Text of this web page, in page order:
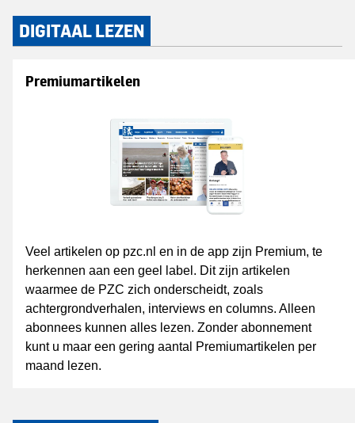
DIGITAAL LEZEN
Premiumartikelen
Veel artikelen op pzc.nl en in de app zijn Premium, te
herkennen aan een geel label. Dit zijn artikelen
waarmee de PZC zich onderscheidt, zoals
achtergrondverhalen, interviews en columns. Alleen
abonnees kunnen alles lezen. Zonder abonnement
kunt u maar een gering aantal Premiumartikelen per
maand lezen.